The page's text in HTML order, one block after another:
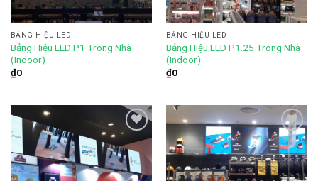
BẢNG HIỆU LED
Bảng Hiệu LED P1 Trong Nhà
(Indoor)
₫0
BẢNG HIỆU LED
Bảng Hiệu LED P1.25 Trong Nhà
(Indoor)
₫0
Add to
wishlist
Add to
wishlist